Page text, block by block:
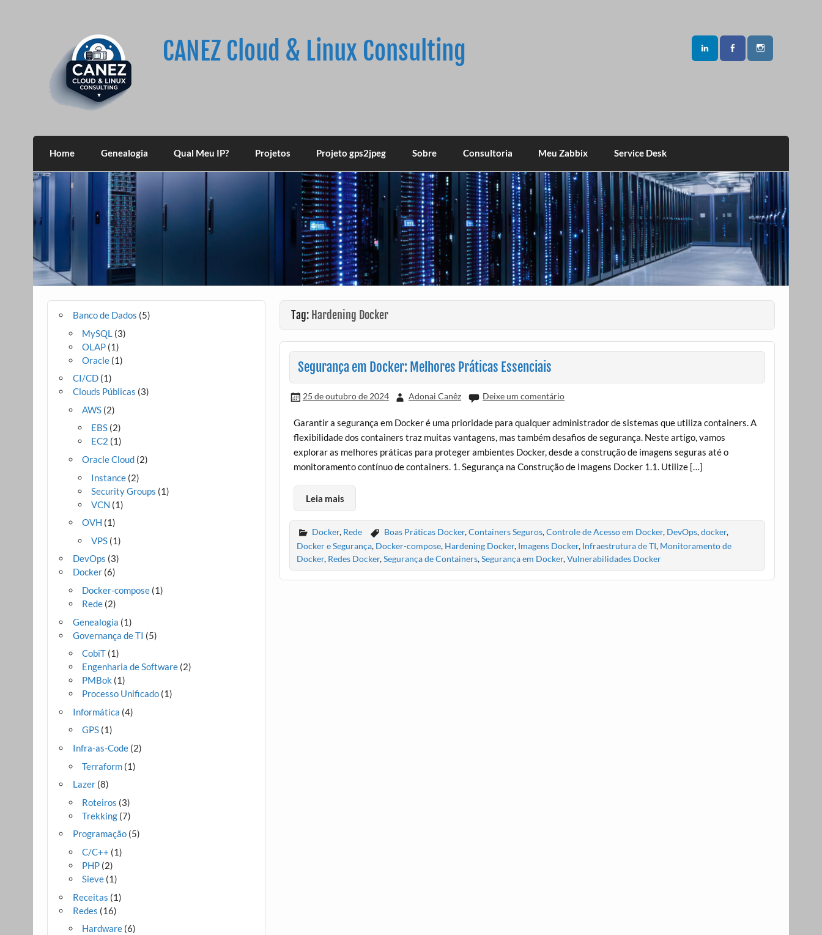
CANEZ Cloud & Linux Consulting
Home Genealogia Qual Meu IP? Projetos Projeto gps2jpeg Sobre Consultoria Meu Zabbix Service Desk
Tag: Hardening Docker
Segurança em Docker: Melhores Práticas Essenciais
25 de outubro de 2024 Adonai Canêz Deixe um comentário
Garantir a segurança em Docker é uma prioridade para qualquer administrador de sistemas que utiliza containers. A
flexibilidade dos containers traz muitas vantagens, mas também desafios de segurança. Neste artigo, vamos
explorar as melhores práticas para proteger ambientes Docker, desde a construção de imagens seguras até o
monitoramento contínuo de containers. 1. Segurança na Construção de Imagens Docker 1.1. Utilize […]
Leia mais
Docker, Rede Boas Práticas Docker,Containers Seguros,Controle de Acesso em Docker, DevOps,docker,
Docker e Segurança, Docker-compose, Hardening Docker, Imagens Docker, Infraestrutura de TI, Monitoramento de
Docker, Redes Docker,Segurança de Containers,Segurança em Docker,Vulnerabilidades Docker
Banco de Dados (5)
MySQL(3)
OLAP(1)
Oracle(1)
CI/CD(1)
Clouds Públicas (3)
AWS(2)
EBS(2)
EC2 (1)
Oracle Cloud(2)
Instance(2)
Security Groups (1)
VCN (1)
OVH (1)
VPS(1)
DevOps (3)
Docker(6)
Docker-compose(1)
Rede(2)
Genealogia (1)
Governança de TI (5)
CobiT(1)
Engenharia de Software(2)
PMBok (1)
Processo Unificado(1)
Informática (4)
GPS(1)
Infra-as-Code(2)
Terraform(1)
Lazer(8)
Roteiros (3)
Trekking(7)
Programação(5)
C/C++ (1)
PHP(2)
Sieve(1)
Receitas (1)
Redes (16)
Hardware(6)